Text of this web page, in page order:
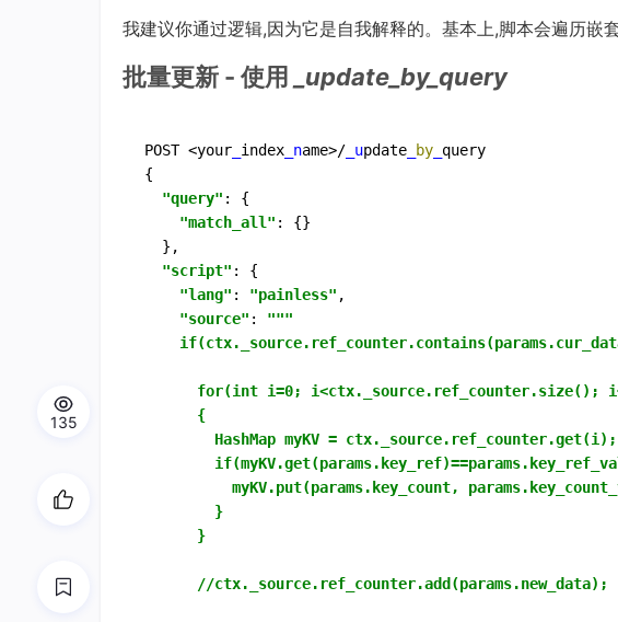
我建议你通过逻辑,因为它是自我解释的。基本上,脚本会遍历嵌
批量更新 - 使用 _update_by_query
POST <your index _name>/ _update by query
{
"query" : {
"match_all" : {}
  },
"script" : {
"lang" : "painless" ,
"source" : """
for(int i=0; i<ctx._source.ref_counter.size();
      {
        HashMap myKV = ctx._source.ref_counter.get(i);
myKV.put(params.key_count,
        }
      }
      //ctx._source.ref_counter.add(params.new_data);
135